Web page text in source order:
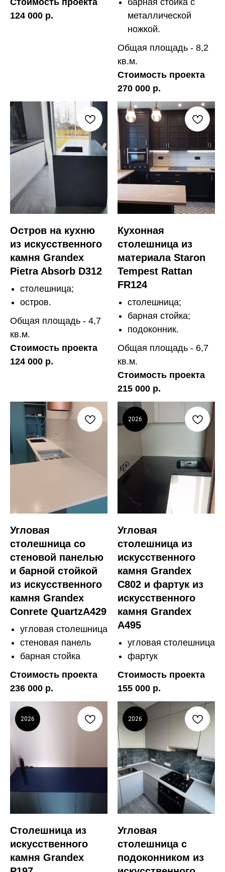
124 000 р.
металлической
ножкой.
Общая площадь - 8,2
кв.м.
Стоимость проекта
270 000 р.
Остров на кухню
из искусственного
камня Grandex
Pietra Absorb D312
столешница;
остров.
Общая площадь - 4,7
кв.м.
Стоимость проекта
124 000 р.
Кухонная
столешница из
материала Staron
Tempest Rattan
FR124
столешница;
барная стойка;
подоконник.
Общая площадь - 6,7
кв.м.
Стоимость проекта
215 000 р.
Угловая
столешница со
стеновой панелью
и барной стойкой
из искусственного
камня Grandex
Conrete QuartzA429
угловая столешница
стеновая панель
барная стойка
Стоимость проекта
236 000 р.
2026
Угловая
столешница из
искусственного
камня Grandex
C802 и фартук из
искусственного
камня Grandex
A495
угловая столешница
фартук
Стоимость проекта
155 000 р.
2026
Столешница из
искусственного
камня Grandex
2026
Угловая
столешница с
подоконником из